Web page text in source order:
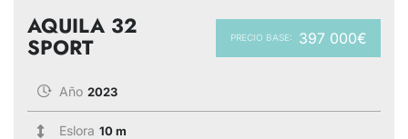
PRECIO BASE: 397 000€
AQUILA 32
SPORT
Año 2023
Eslora 10 m